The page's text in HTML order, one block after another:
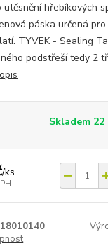
utěsnění hřebíkových
páska určená
TYVEK - Sealing
podstřeší tedy 2
Skladem 22
/ks